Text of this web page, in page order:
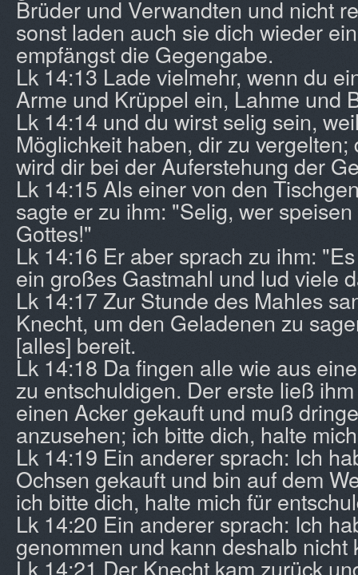
Brüder und Verwandten und nicht
sonst laden auch sie dich wieder
empfängst die Gegengabe.
Lk 14:13 Lade vielmehr, wenn du
Arme und Krüppel ein, Lahme und
Lk 14:14 und du wirst selig sein,
Möglichkeit haben, dir zu
wird dir bei der Auferstehung der
Lk 14:15 Als einer von den
sagte er zu ihm: "Selig, wer
Gottes!"
Lk 14:16 Er aber sprach zu ihm:
ein großes Gastmahl und lud viele
Lk 14:17 Zur Stunde des Mahles
Knecht, um den Geladenen zu
[alles] bereit.
Lk 14:18 Da fingen alle wie aus
zu entschuldigen. Der erste ließ
einen Acker gekauft und muß
anzusehen; ich bitte dich, halte
Lk 14:19 Ein anderer sprach: Ich
Ochsen gekauft und bin auf dem
ich bitte dich, halte mich für
Lk 14:20 Ein anderer sprach: Ich
genommen und kann deshalb nicht
Lk 14:21 Der Knecht kam zurück